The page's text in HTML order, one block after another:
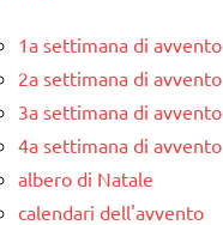
1a settimana di avvento
2a settimana di avvento
3a settimana di avvento
4a settimana di avvento
albero di Natale
calendari dell'avvento